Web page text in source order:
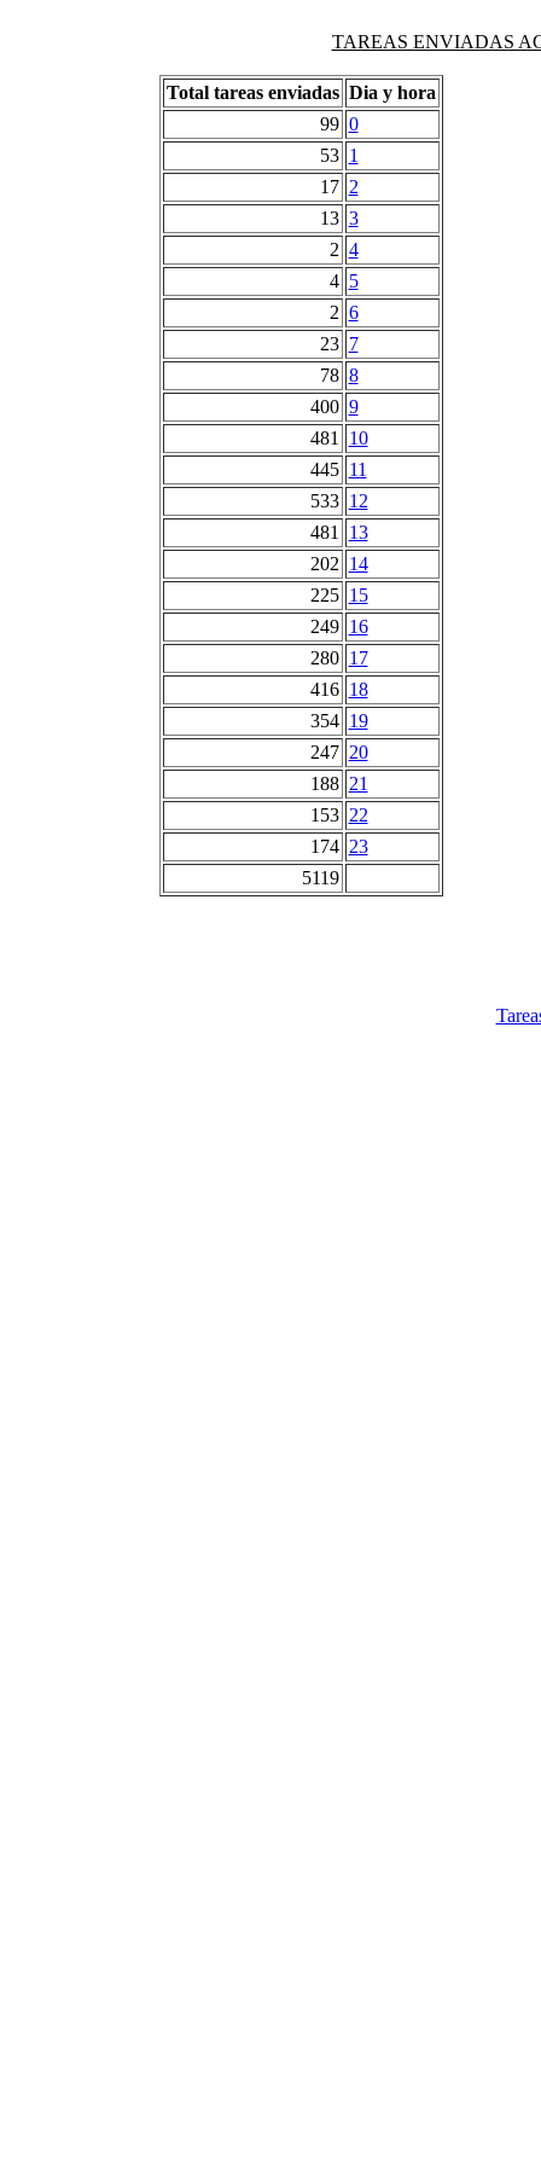
TAREAS ENVIADAS
Total tareas enviadas Dia y hora
99 0
53 1
17 2
13 3
2 4
4 5
2 6
23 7
78 8
400 9
481
10
445 11
533 12
481
13
202 14
225 15
249 16
280 17
416 18
354 19
247 20
188 21
153 22
174 23
5119